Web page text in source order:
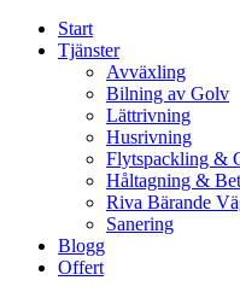
Start
Tjänster
Avväxling
Bilning av Golv
Lättrivning
Husrivning
Flytspackling &
Håltagning &
Riva Bärande
Sanering
Blogg
Offert